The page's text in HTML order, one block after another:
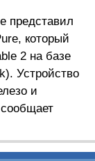
представил
который
2 на базе
Устройство
и